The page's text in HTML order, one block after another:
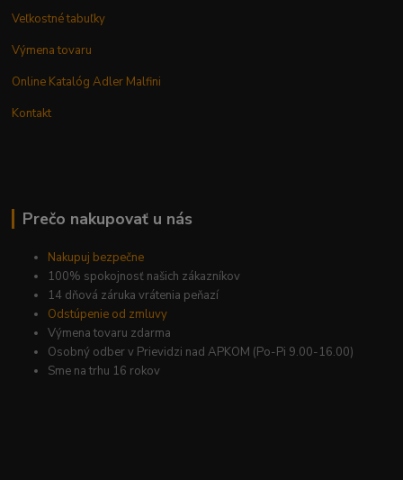
Veľkostné tabuľky
Výmena tovaru
Online Katalóg Adler Malfini
Kontakt
Prečo nakupovať u nás
Nakupuj bezpečne
100% spokojnosť našich zákazníkov
14 dňová záruka vrátenia peňazí
Odstúpenie od zmluvy
Výmena tovaru zdarma
Osobný odber v Prievidzi nad APKOM (Po-Pi 9.00-16.00)
Sme na trhu 16 rokov